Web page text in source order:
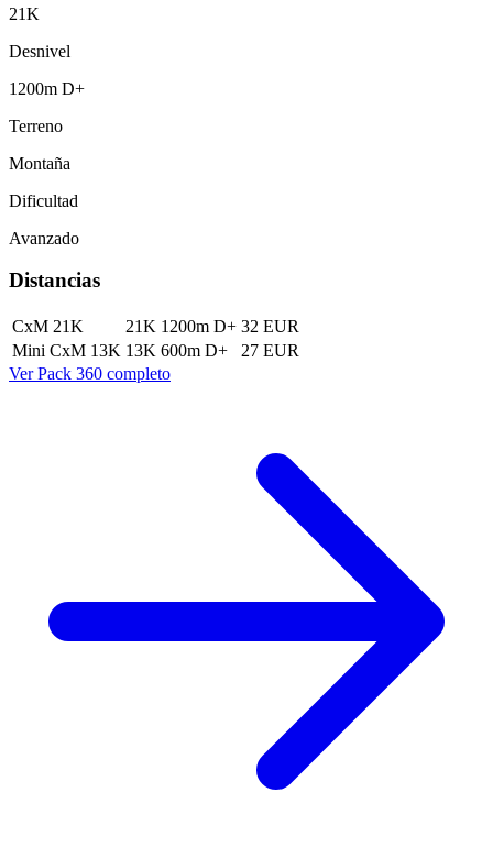
21K
Desnivel
1200m D+
Terreno
Montaña
Dificultad
Avanzado
Distancias
CxM 21K 21K 1200m D+ 32 EUR
Mini CxM 13K 13K 600m D+
27 EUR
Ver Pack 360 completo